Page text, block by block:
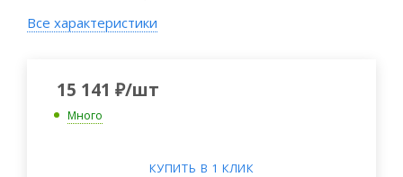
Все характеристики
15 141 ₽/шт
Много
КУПИТЬ В 1 КЛИК